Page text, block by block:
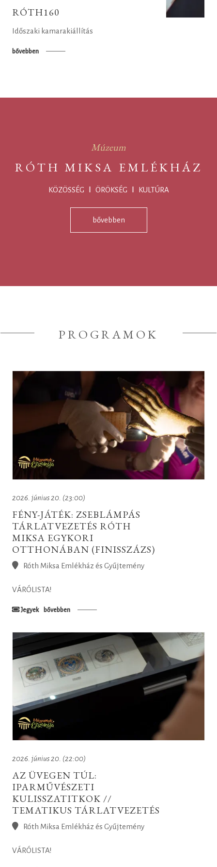
RÓTH160
Időszaki kamarakiállítás
bővebben
Múzeum
RÓTH MIKSA EMLÉKHÁZ
KÖZÖSSÉG Ⅰ ÖRÖKSÉG Ⅰ KULTÚRA
bővebben
PROGRAMOK
2026. június 20. (23:00)
FÉNY-JÁTÉK: ZSEBLÁMPÁS
TÁRLATVEZETÉS RÓTH
MIKSA EGYKORI
OTTHONÁBAN (FINISSZÁZS)
Róth Miksa Emlékház és Gyűjtemény
VÁRÓLISTA!
Jegyek bővebben
2026. június 20. (22:00)
AZ ÜVEGEN TÚL:
IPARMŰVÉSZETI
KULISSZATITKOK //
TEMATIKUS TÁRLATVEZETÉS
Róth Miksa Emlékház és Gyűjtemény
VÁRÓLISTA!